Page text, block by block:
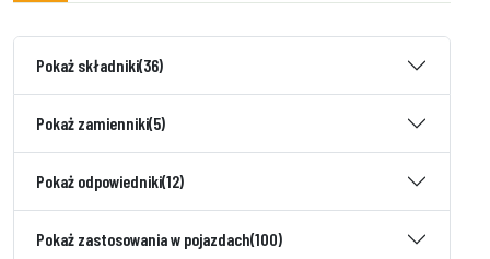
Pokaż składniki(36)
Pokaż zamienniki(5)
Pokaż odpowiedniki(12)
Pokaż zastosowania w pojazdach(100)